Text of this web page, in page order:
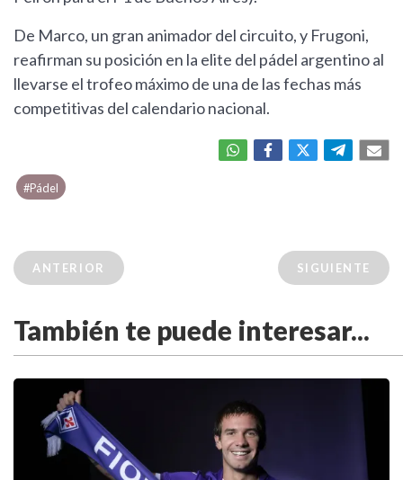
De Marco, un gran animador del circuito, y Frugoni,
reafirman su posición en la elite del pádel argentino al
llevarse el trofeo máximo de una de las fechas más
competitivas del calendario nacional.
#Pádel
ANTERIOR SIGUIENTE
También te puede interesar...